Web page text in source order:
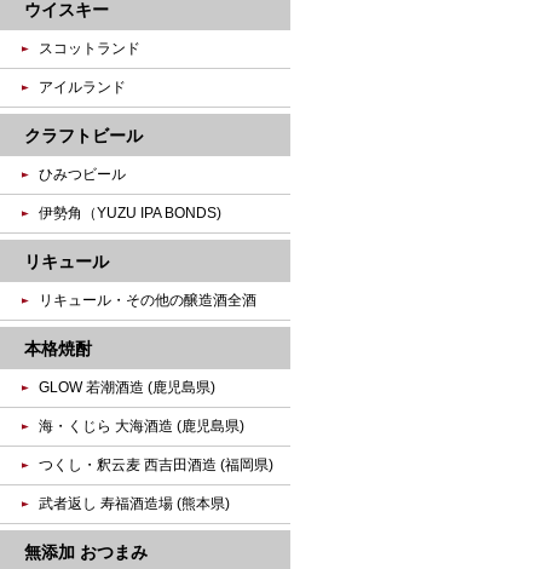
ウイスキー
スコットランド
アイルランド
クラフトビール
ひみつビール
伊勢角（YUZU IPA BONDS)
リキュール
リキュール・その他の醸造酒全酒
本格焼酎
GLOW 若潮酒造 (鹿児島県)
海・くじら 大海酒造 (鹿児島県)
つくし・釈云麦 西吉田酒造 (福岡県)
武者返し 寿福酒造場 (熊本県)
無添加 おつまみ